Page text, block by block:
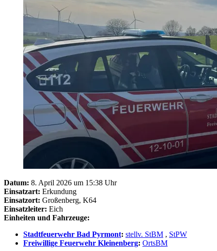
Datum: 8. April 2026 um 15:38 Uhr
Einsatzart: Erkundung
Einsatzort: Großenberg, K64
Einsatzleiter: Eich
Einheiten und Fahrzeuge:
Stadtfeuerwehr Bad Pyrmont: stellv. StBM , StPW
Freiwillige Feuerwehr Kleinenberg: OrtsBM